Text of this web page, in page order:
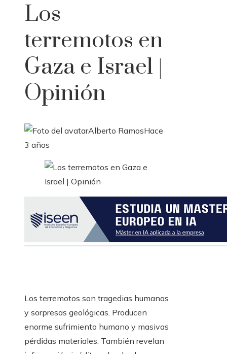
Los
terremotos en
Gaza e Israel |
Opinión
Alberto RamosHace
3 años
Los terremotos son tragedias humanas
y sorpresas geológicas. Producen
enorme sufrimiento humano y masivas
pérdidas materiales. También revelan